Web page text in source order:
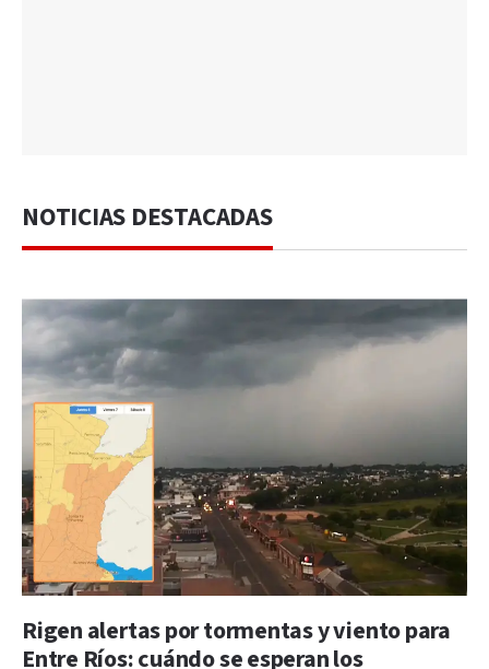
NOTICIAS DESTACADAS
Rigen alertas por tormentas y viento para
Entre Ríos: cuándo se esperan los